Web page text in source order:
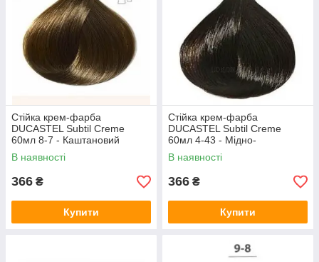
Стійка крем-фарба
DUCASTEL Subtil Creme
60мл 8-7 - Каштановий
світлий блондин
В наявності
366 ₴
Купити
Стійка крем-фарба
DUCASTEL Subtil Creme
60мл 4-43 - Мідно-
золотистий шатен
В наявності
366 ₴
Купити